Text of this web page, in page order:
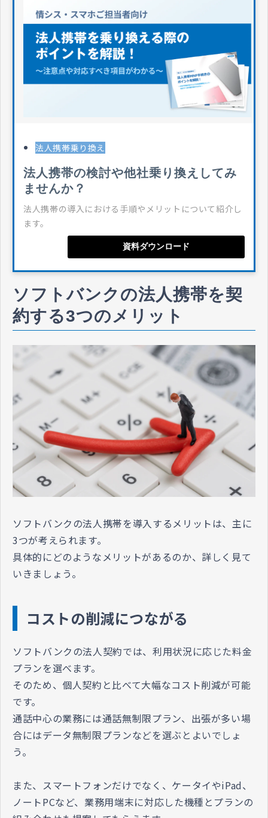
法人携帯乗り換え
法人携帯の検討や他社乗り換えしてみ
ませんか？
法人携帯の導入における手順やメリットについて紹介し
ます。
資料ダウンロード
ソフトバンクの法人携帯を契
約する3つのメリット
ソフトバンクの法人携帯を導入するメリットは、主に
3つが考えられます。
具体的にどのようなメリットがあるのか、詳しく見て
いきましょう。
コストの削減につながる
ソフトバンクの法人契約では、利用状況に応じた料金
プランを選べます。
そのため、個人契約と比べて大幅なコスト削減が可能
です。
通話中心の業務には通話無制限プラン、出張が多い場
合にはデータ無制限プランなどを選ぶとよいでしょ
う。
また、スマートフォンだけでなく、ケータイやiPad、
ノートPCなど、業務用端末に対応した機種とプランの